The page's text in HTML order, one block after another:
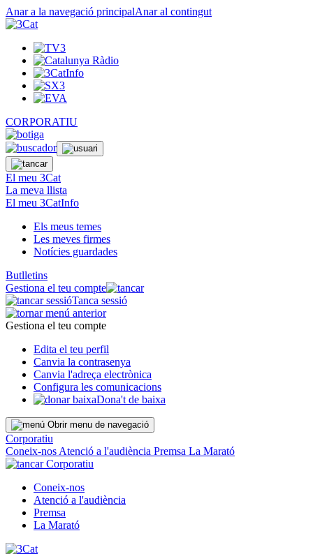
Anar a la navegació principalAnar al contingut
CORPORATIU
El meu 3Cat
La meva llista
El meu 3CatInfo
Els meus temes
Les meves firmes
Notícies guardades
Butlletins
Gestiona el teu compte
Tanca sessió
Gestiona el teu compte
Edita el teu perfil
Canvia la contrasenya
Canvia l'adreça electrònica
Configura les comunicacions
Dona't de baixa
Obrir menu de navegació
Corporatiu
Coneix-nos Atenció a l'audiència Premsa La Marató
Corporatiu
Coneix-nos
Atenció a l'audiència
Premsa
La Marató